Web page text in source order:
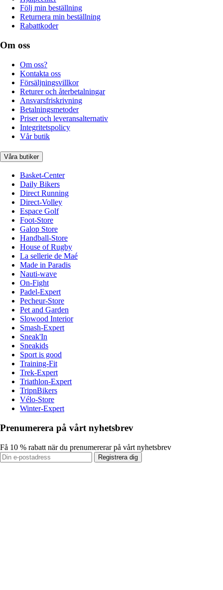
Följ min beställning
Returnera min beställning
Rabattkoder
Om oss
Om oss?
Kontakta oss
Försäljningsvillkor
Returer och återbetalningar
Ansvarsfriskrivning
Betalningsmetoder
Priser och leveransalternativ
Integritetspolicy
Vår butik
Våra butiker
Basket-Center
Daily Bikers
Direct Running
Direct-Volley
Espace Golf
Foot-Store
Galop Store
Handball-Store
House of Rugby
La sellerie de Maé
Made in Paradis
Nauti-wave
On-Fight
Padel-Expert
Pecheur-Store
Pet and Garden
Slowood Interior
Smash-Expert
Sneak'In
Sneakids
Sport is good
Training-Fit
Trek-Expert
Triathlon-Expert
TripnBikers
Vélo-Store
Winter-Expert
Prenumerera på vårt nyhetsbrev
Få 10 % rabatt när du prenumererar på vårt nyhetsbrev
Registrera dig